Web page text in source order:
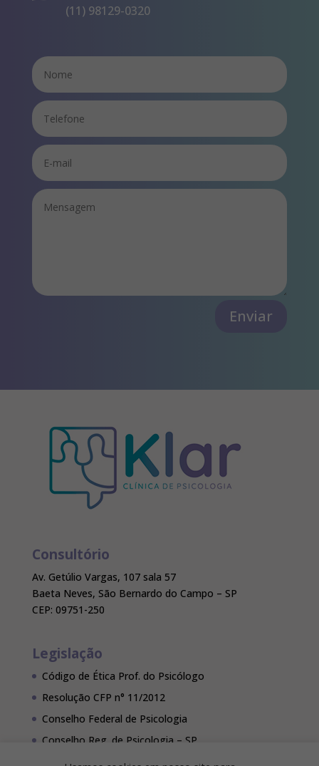
(11) 98129-0320
Enviar
Consultório
Av. Getúlio Vargas, 107 sala 57
Baeta Neves, São Bernardo do Campo – SP
CEP: 09751-250
Legislação
Código de Ética Prof. do Psicólogo
Resolução CFP n° 11/2012
Conselho Federal de Psicologia
Conselho Reg. de Psicologia – SP